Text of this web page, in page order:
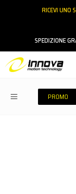
RICEVI UNO
SPEDIZIONE
PROMO